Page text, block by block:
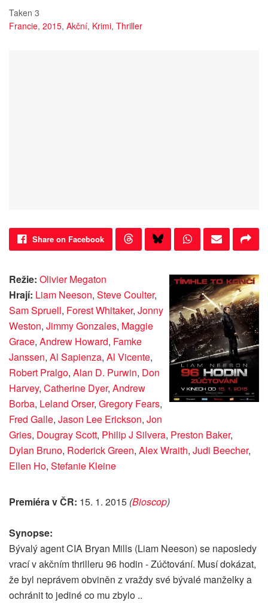
Taken 3
Francie, 2015, Akční, Krimi, Thriller
Share on Facebook
Režie: Olivier Megaton
Hrají: Liam Neeson, Steve Coulter,
Sam Spruell, Forest Whitaker, Jonny
Weston, Jimmy Gonzales, Maggie
Grace, Andrew Howard, Famke
Janssen, Al Sapienza, Al Vicente,
Robert Pralgo, Alan D. Purwin, Don
Harvey, Catherine Dyer, Andrew
Borba, Leland Orser, Gregory Fears,
Fred Galle, Jason Lee Erickson, Jon
Gries, Dougray Scott, Philip J Silvera, Preston Baker,
Dylan Bruno, Roderick Green, Alex Wraith, Judi Beecher,
Ellen Ho, Stefanie Kleine
Premiéra v ČR: 15. 1. 2015 (Bioscop)
Synopse:
Bývalý agent CIA Bryan Mills (Liam Neeson) se naposledy
vrací v akčním thrilleru 96 hodin - Zúčtování. Musí dokázat,
že byl neprávem obviněn z vraždy své bývalé manželky a
ochránit to jediné co mu zbylo ..